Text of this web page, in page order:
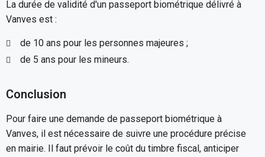
La durée de validité d'un passeport biométrique délivré à
Vanves est :
de 10 ans pour les personnes majeures ;
de 5 ans pour les mineurs.
Conclusion
Pour faire une demande de passeport biométrique à
Vanves, il est nécessaire de suivre une procédure précise
en mairie. Il faut prévoir le coût du timbre fiscal, anticiper